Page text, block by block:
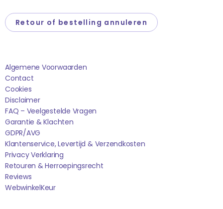
Retour of bestelling annuleren
Algemene Voorwaarden
Contact
Cookies
Disclaimer
FAQ – Veelgestelde Vragen
Garantie & Klachten
GDPR/AVG
Klantenservice, Levertijd & Verzendkosten
Privacy Verklaring
Retouren & Herroepingsrecht
Reviews
WebwinkelKEur